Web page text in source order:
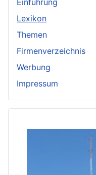
Einführung
Lexikon
Themen
Firmenverzeichnis
Werbung
Impressum